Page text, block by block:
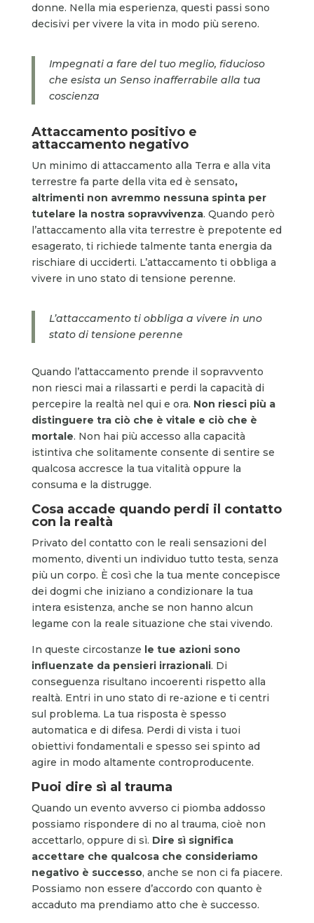
donne. Nella mia esperienza, questi passi sono
decisivi per vivere la vita in modo più sereno.
Impegnati a fare del tuo meglio, fiducioso
che esista un Senso inafferrabile alla tua
coscienza
Attaccamento positivo e
attaccamento negativo
Un minimo di attaccamento alla Terra e alla vita
terrestre fa parte della vita ed è sensato,
altrimenti non avremmo nessuna spinta per
tutelare la nostra sopravvivenza. Quando però
l’attaccamento alla vita terrestre è prepotente ed
esagerato, ti richiede talmente tanta energia da
rischiare di ucciderti. L’attaccamento ti obbliga a
vivere in uno stato di tensione perenne.
L’attaccamento ti obbliga a vivere in uno
stato di tensione perenne
Quando l’attaccamento prende il sopravvento
non riesci mai a rilassarti e perdi la capacità di
percepire la realtà nel qui e ora. Non riesci più a
distinguere tra ciò che è vitale e ciò che è
mortale. Non hai più accesso alla capacità
istintiva che solitamente consente di sentire se
qualcosa accresce la tua vitalità oppure la
consuma e la distrugge.
Cosa accade quando perdi il contatto
con la realtà
Privato del contatto con le reali sensazioni del
momento, diventi un individuo tutto testa, senza
più un corpo. È così che la tua mente concepisce
dei dogmi che iniziano a condizionare la tua
intera esistenza, anche se non hanno alcun
legame con la reale situazione che stai vivendo.
In queste circostanze le tue azioni sono
influenzate da pensieri irrazionali. Di
conseguenza risultano incoerenti rispetto alla
realtà. Entri in uno stato di re-azione e ti centri
sul problema. La tua risposta è spesso
automatica e di difesa. Perdi di vista i tuoi
obiettivi fondamentali e spesso sei spinto ad
agire in modo altamente controproducente.
Puoi dire sì al trauma
Quando un evento avverso ci piomba addosso
possiamo rispondere di no al trauma, cioè non
accettarlo, oppure di sì. Dire sì significa
accettare che qualcosa che consideriamo
negativo è successo, anche se non ci fa piacere.
Possiamo non essere d’accordo con quanto è
accaduto ma prendiamo atto che è successo.